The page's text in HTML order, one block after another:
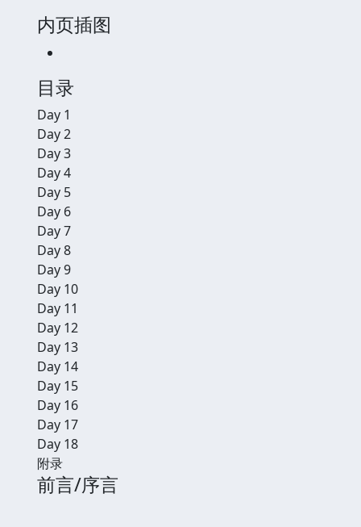
内页插图
目录
Day 1
Day 2
Day 3
Day 4
Day 5
Day 6
Day 7
Day 8
Day 9
Day 10
Day 11
Day 12
Day 13
Day 14
Day 15
Day 16
Day 17
Day 18
附录
前言/序言